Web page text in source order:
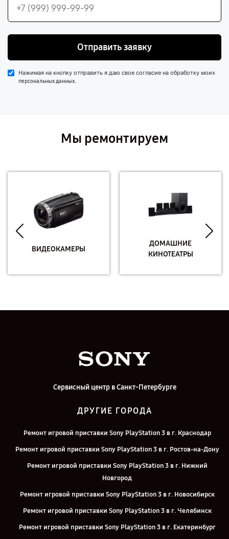
Отправить заявку
Нажимая на кнопку отправить я даю свое согласие на обработку моих
персональных данных.
Мы ремонтируем
ВИДЕОКАМЕРЫ
ДОМАШНИЕ
КИНОТЕАТРЫ
Сервисный центр в Санкт-Петербурге
ДРУГИЕ ГОРОДА
Ремонт игровой приставки Sony PlayStation 3 в г. Краснодар
Ремонт игровой приставки Sony PlayStation 3 в г. Ростов-на-Дону
Ремонт игровой приставки Sony PlayStation 3 в г. Нижний
Новгород
Ремонт игровой приставки Sony PlayStation 3 в г. Новосибирск
Ремонт игровой приставки Sony PlayStation 3 в г. Челябинск
Ремонт игровой приставки Sony PlayStation 3 в г. Екатеринбург